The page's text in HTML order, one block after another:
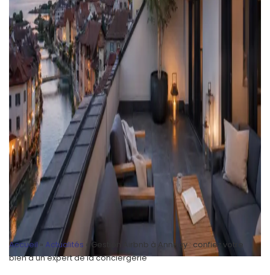
Accueil» Actualités »Gestion Airbnb à Annecy : confiez votre
bien à un expert de la conciergerie